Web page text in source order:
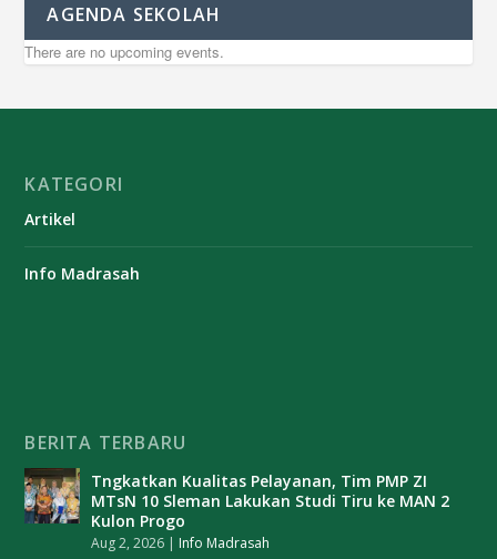
AGENDA SEKOLAH
There are no upcoming events.
KATEGORI
Artikel
Info Madrasah
BERITA TERBARU
Tngkatkan Kualitas Pelayanan, Tim PMP ZI
MTsN 10 Sleman Lakukan Studi Tiru ke MAN 2
Kulon Progo
Aug 2, 2026 | Info Madrasah